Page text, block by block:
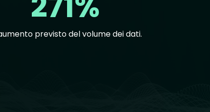
previsto del volume dei dati.